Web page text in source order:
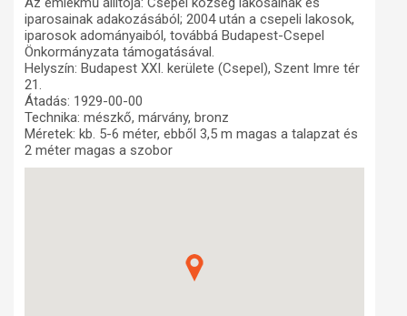
Műhelymunkák
iparosainak adakozásából; 2004 után a csepeli lakosok,
iparosok adományaiból, továbbá Budapest-Csepel
Önkormányzata támogatásával.
Helyszín: Budapest XXI. kerülete (Csepel), Szent Imre tér
21.
Átadás: 1929-00-00
Technika: mészkő, márvány, bronz
Méretek: kb. 5-6 méter, ebből 3,5 m magas a talapzat és
2 méter magas a szobor